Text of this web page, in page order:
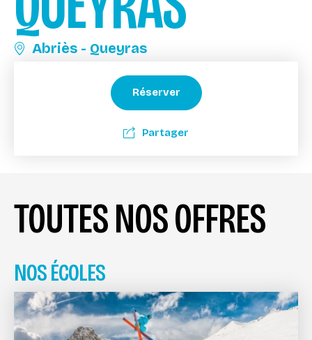
Abriès - Queyras
Réserver
Partager
TOUTES NOS OFFRES
NOS ÉCOLES